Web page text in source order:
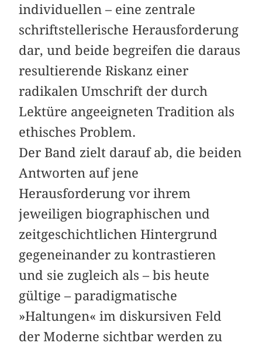
individuellen – eine zentrale
schriftstellerische Herausforderung
dar, und beide begreifen die daraus
resultierende Riskanz einer
radikalen Umschrift der durch
Lektüre angeeigneten Tradition als
ethisches Problem.
Der Band zielt darauf ab, die beiden
Antworten auf jene
Herausforderung vor ihrem
jeweiligen biographischen und
zeitgeschichtlichen Hintergrund
gegeneinander zu kontrastieren
und sie zugleich als – bis heute
gültige – paradigmatische
»Haltungen« im diskursiven Feld
der Moderne sichtbar werden zu